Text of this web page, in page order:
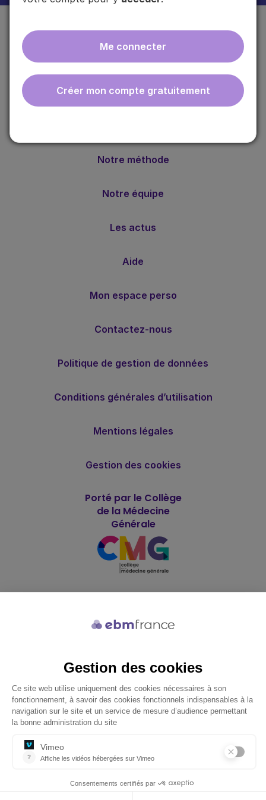
Me connecter
Créer mon compte gratuitement
ebmfrance est une base de connaissances médicales
Notre méthode
Notre équipe
Les actus
Aide
Mon espace perso
Contactez-nous
Politique de gestion de données
Conditions générales d’utilisation
Mentions légales
Gestion des cookies
Porté par le Collège
de la Médecine
Générale
© 2026 ebmfrance